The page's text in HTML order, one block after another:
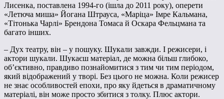
Лисенка, поставлена 1994-го (ішла до 2011 року), оперети
«Летюча миша» Йогана Штрауса, «Маріца» Імре Кальмана,
«Тітонька Чарлі» Брендона Томаса й Оскара Фельцмана та
багато інших.
– Дух театру, він – у пошуку. Шукали завжди. І режисери, і
актори шукали. Шукаєш матеріал, де можна більш глибоко,
об’єктивно, правдиво познайомитися з тим чи тим періодом,
який відображений у творі. Без цього не можна. Коли режисер
не знає особливостей епохи, про яку йдеться в драматичному
матеріалі, він може просто збитися з толку. Плюс актори.